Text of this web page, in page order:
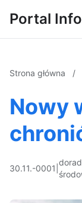
Portal
Strona główna /
Nowy
30.11.-0001